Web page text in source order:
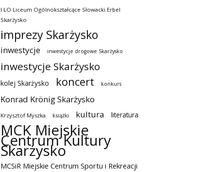
I LO Liceum Ogólnokształcące Słowacki Erbel
Skarżysko
imprezy Skarżysko
inwestycje inwestycje drogowe Skarżysko
inwestycje Skarżysko
kolej Skarżysko koncert konkurs
Konrad Krönig Skarżysko
Krzysztof Myszka książki kultura literatura
MCK Miejskie
Centrum Kultury
Skarżysko
MCSiR Miejskie Centrum Sportu i Rekreacji